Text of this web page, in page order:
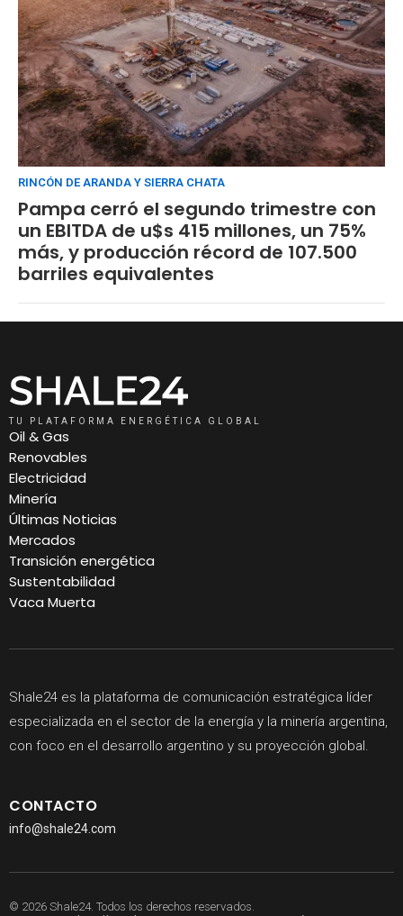
RINCÓN DE ARANDA Y SIERRA CHATA
Pampa cerró el segundo trimestre con
un EBITDA de u$s 415 millones, un 75%
más, y producción récord de 107.500
barriles equivalentes
TU PLATAFORMA ENERGÉTICA GLOBAL
Oil & Gas
Renovables
Electricidad
Minería
Últimas Noticias
Mercados
Transición energética
Sustentabilidad
Vaca Muerta
Shale24 es la plataforma de comunicación estratégica líder
especializada en el sector de la energía y la minería argentina,
con foco en el desarrollo argentino y su proyección global.
CONTACTO
info@shale24.com
© 2026 Shale24. Todos los derechos reservados.